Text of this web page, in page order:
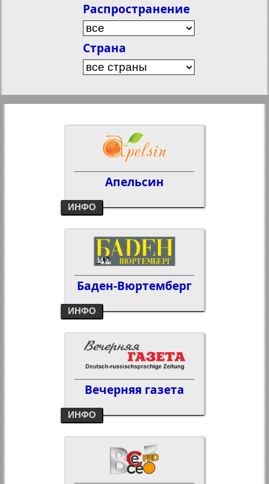
Распространение
Страна
Baden-Württemberg
Brandenburg
Hamburg
Hessen
Niedersachsen
Mecklenburg-Vorpommern
Rheinland-Pfalz
Saarland
Sachsen
Sachsen-Anhalt
Апельсин
ИНФО
Баден-Вюртемберг
ИНФО
Вечерняя газета
ИНФО